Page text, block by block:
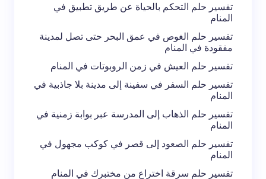
تفسير حلم التحكم بالحياة عن طريق تطبيق في
المنام
تفسير حلم الغوص في عمق البحر حتى تصل لمدينة
مفقودة في المنام
تفسير حلم العيش في زمن الروبوتات في المنام
تفسير حلم السفر في سفينة إلى مدينة بلا جاذبية في
المنام
تفسير حلم الذهاب إلى المدرسة عبر بوابة زمنية في
المنام
تفسير حلم الصعود إلى قصر في كوكب مجهول في
المنام
تفسير حلم سرقة اختراع من مختبرك في المنام